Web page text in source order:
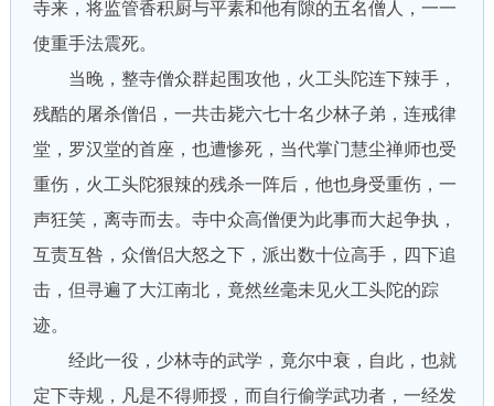
寺来，将监管香积厨与平素和他有隙的五名僧人，一一
使重手法震死。
当晚，整寺僧众群起围攻他，火工头陀连下辣手，
残酷的屠杀僧侣，一共击毙六七十名少林子弟，连戒律
堂，罗汉堂的首座，也遭惨死，当代掌门慧尘禅师也受
重伤，火工头陀狠辣的残杀一阵后，他也身受重伤，一
声狂笑，离寺而去。寺中众高僧便为此事而大起争执，
互责互咎，众僧侣大怒之下，派出数十位高手，四下追
击，但寻遍了大江南北，竟然丝毫未见火工头陀的踪
迹。
经此一役，少林寺的武学，竟尔中衰，自此，也就
定下寺规，凡是不得师授，而自行偷学武功者，一经发